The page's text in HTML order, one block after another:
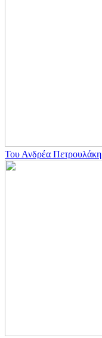
Του Ανδρέα Πετρουλάκη